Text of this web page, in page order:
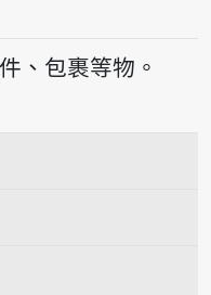
iû-kiānn
、包裹等物。